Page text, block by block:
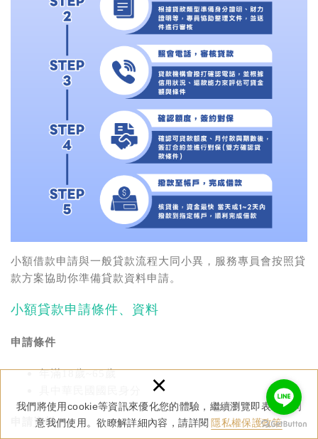
我們將使用cookie等資訊來優化您的體驗，繼續瀏覽即表示您同
意我們使用。欲瞭解詳細內容，請詳閱 隱私權保護政策
×
小額借款申請與一般貸款流程大同小異，服務專員會按照貸
款方案協助你準備貸款資料申請。
小額貸款申請條件、資料
申請條件
年滿18歲~65歲
申請資料